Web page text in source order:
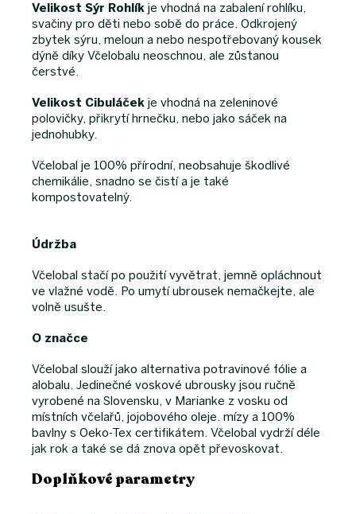
Velikost Sýr Rohlík je vhodná na zabalení rohlíku,
svačiny pro děti nebo sobě do práce. Odkrojený
zbytek sýru, meloun a nebo nespotřebovaný kousek
dýně díky Včelobalu neoschnou, ale zůstanou
čerstvé.
Velikost Cibuláček je vhodná na zeleninové
polovičky, přikrytí hrnečku, nebo jako sáček na
jednohubky.
Včelobal je 100% přírodní, neobsahuje škodlivé
chemikálie, snadno se čistí a je také
kompostovatelný.
Údržba
Včelobal stačí po použití vyvětrat, jemně opláchnout
ve vlažné vodě. Po umytí ubrousek nemačkejte, ale
volně usušte.
O značce
Včelobal slouží jako alternativa potravinové fólie a
alobalu. Jedinečné voskové ubrousky jsou ručně
vyrobené na Slovensku, v Marianke z vosku od
místních včelařů, jojobového oleje. mízy a 100%
bavlny s Oeko-Tex certifikátem. Včelobal vydrží déle
jak rok a také se dá znova opět převoskovat.
Doplňkové parametry